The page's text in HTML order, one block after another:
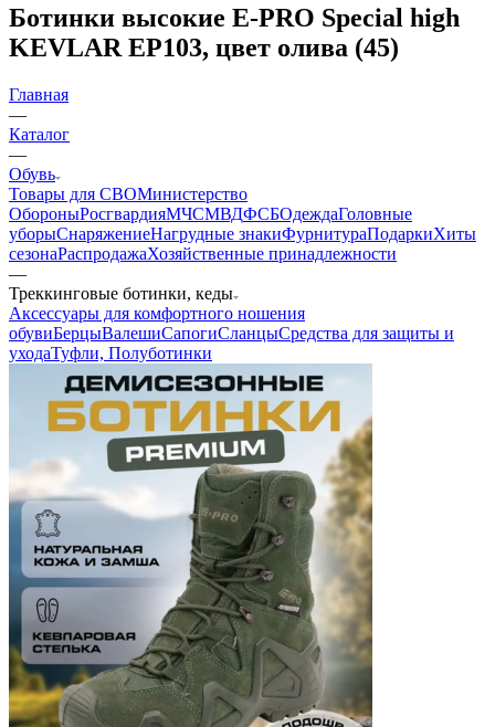
Ботинки высокие E-PRO Special high
KEVLAR ЕР103, цвет олива (45)
Главная
—
Каталог
—
Обувь
Товары для СВОМинистерство
ОбороныРосгвардияМЧСМВДФСБОдеждаГоловные
уборыСнаряжениеНагрудные знакиФурнитураПодаркиХиты
сезонаРаспродажаХозяйственные принадлежности
—
Треккинговые ботинки, кеды
Аксессуары для комфортного ношения
обувиБерцыВалешиСапогиСланцыСредства для защиты и
уходаТуфли, Полуботинки